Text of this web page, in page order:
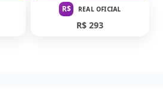
R$ REAL OFICIAL
R$ 293